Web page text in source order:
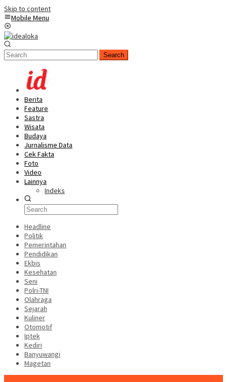
Skip to content
Mobile Menu
Search
Berita
Feature
Sastra
Wisata
Budaya
Jurnalisme Data
Cek Fakta
Foto
Video
Lainnya
Indeks
Headline
Politik
Pemerintahan
Pendidikan
Ekbis
Kesehatan
Seni
Polri-TNI
Olahraga
Sejarah
Kuliner
Otomotif
Iptek
Kediri
Banyuwangi
Magetan